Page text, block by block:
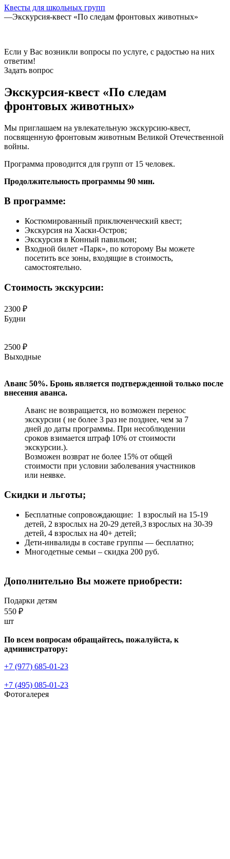
Квесты для школьных групп
—Экскурсия-квест «По следам фронтовых животных»
Если у Вас возникли вопросы по услуге, с радостью на них
ответим!
Задать вопрос
Экскурсия-квест «По следам
фронтовых животных»
Мы приглашаем на увлекательную экскурсию-квест,
посвященную фронтовым животным Великой Отечественной
войны.
Программа проводится для групп от 15 человек.
Продолжительность программы 90 мин.
В программе:
Костюмированный приключенческий квест;
Экскурсия на Хаски-Остров;
Экскурсия в Конный павильон;
Входной билет «Парк», по которому Вы можете
посетить все зоны, входящие в стоимость,
самостоятельно.
Стоимость экскурсии:
2300 ₽
Будни
2500 ₽
Выходные
Аванс 50%. Бронь является подтвержденной только после
внесения аванса.
Аванс не возвращается, но возможен перенос
экскурсии ( не более 3 раз не позднее, чем за 7
дней до даты программы. При несоблюдении
сроков взимается штраф 10% от стоимости
экскурсии.).
Возможен возврат не более 15% от общей
стоимости при условии заболевания участников
или неявке.
Скидки и льготы;
Бесплатные сопровождающие: 1 взрослый на 15-19
детей, 2 взрослых на 20-29 детей,3 взрослых на 30-39
детей, 4 взрослых на 40+ детей;
Дети-инвалиды в составе группы — бесплатно;
Многодетные семьи – скидка 200 руб.
Дополнительно Вы можете приобрести:
Подарки детям
550 ₽
шт
По всем вопросам обращайтесь, пожалуйста, к
администратору:
+7 (977) 685-01-23
+7 (495) 085-01-23
Фотогалерея